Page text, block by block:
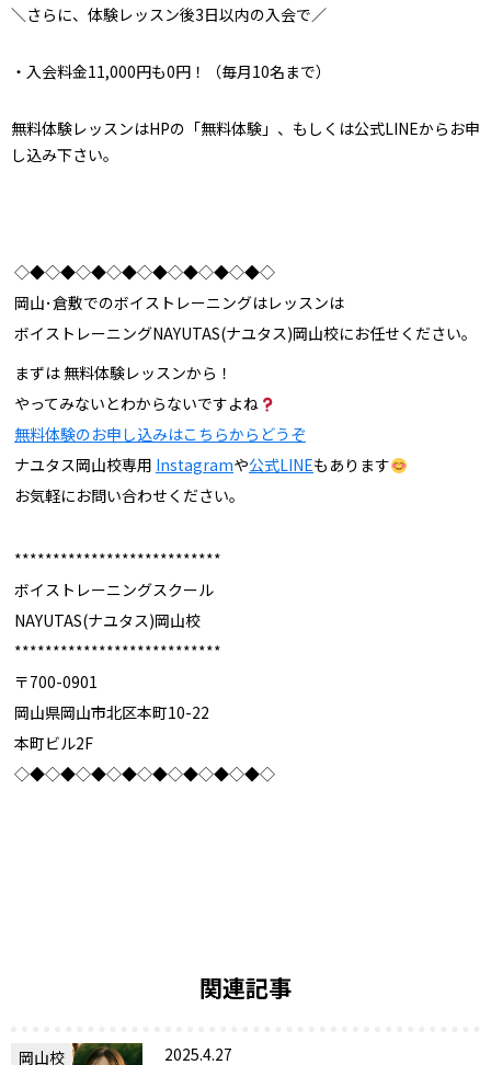
＼さらに、体験レッスン後3日以内の入会で／
・入会料金11,000円も0円！（毎月10名まで）
無料体験レッスンはHPの「無料体験」、もしくは公式LINEからお申
し込み下さい。
◇◆◇◆◇◆◇◆◇◆◇◆◇◆◇◆◇
岡山･倉敷でのボイストレーニングはレッスンは
ボイストレーニングNAYUTAS(ナユタス)岡山校にお任せください。
まずは 無料体験レッスンから！
やってみないとわからないですよね
無料体験のお申し込みはこちらからどうぞ
ナユタス岡山校専用 Instagramや公式LINEもあります
お気軽にお問い合わせください。
***************************
ボイストレーニングスクール
NAYUTAS(ナユタス)岡山校
***************************
〒700-0901
岡山県岡山市北区本町10-22
本町ビル2F
◇◆◇◆◇◆◇◆◇◆◇◆◇◆◇◆◇
関連記事
岡山校 2025.4.27